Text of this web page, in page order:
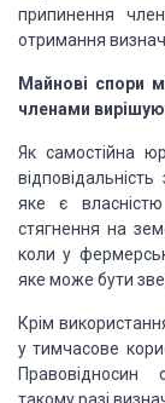
припинення
отримання
Майнові спори
членами
Як самостійна
яке є
стягнення на
коли у
яке може бути
Крім
у тимчасове
Правовідносин